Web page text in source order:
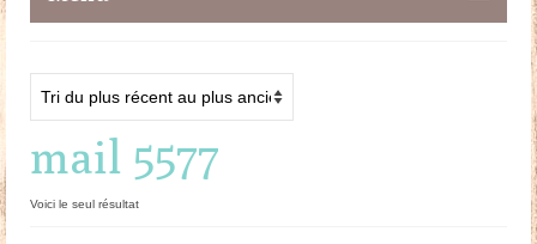
Maileg
Poupées
Doudous
mail 5577
Voici le seul résultat